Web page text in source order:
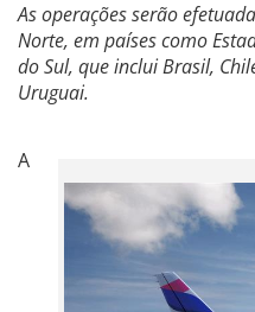
As operações serão
Norte, em países como
do Sul, que inclui Brasil,
Uruguai.
A